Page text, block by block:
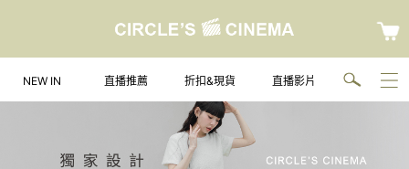
NEW IN 直播推薦 折扣&現貨 直播影片